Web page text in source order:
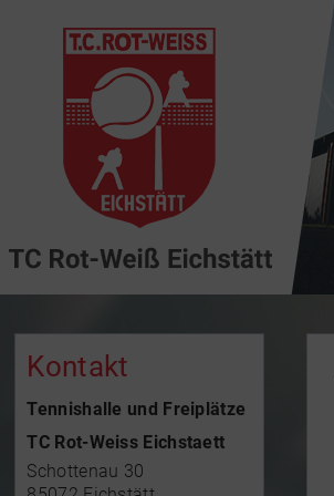
Kontakt
Tennishalle und Freiplätze
TC Rot-Weiss Eichstaett
Schottenau 30